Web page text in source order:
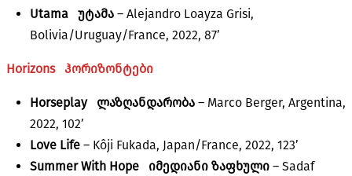
Utama უტამა – Alejandro Loayza Grisi,
Bolivia/Uruguay/France, 2022, 87’
Horizonsჰორიზონტები
Horseplayლაზღანდარობა – Marco Berger, Argentina,
2022, 102’
Love Life – Kôji Fukada, Japan/France, 2022, 123’
Summer With Hope იმედიანი ზაფხული – Sadaf